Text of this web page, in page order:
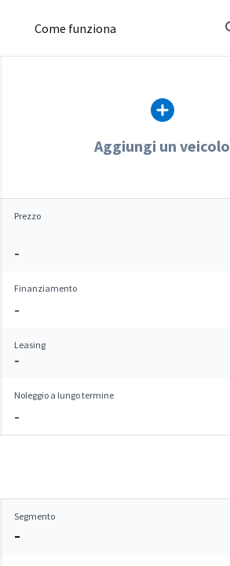
Come funziona
Aggiungi un veicolo
Prezzo
–
Finanziamento
–
Leasing
–
Noleggio a lungo termine
–
Segmento
–